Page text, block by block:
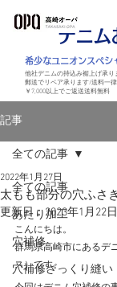
デニム
希少なユニオンスペシ
他社デニムの持込み裾上げ承り
郵送でリペア承ります/送料一律
￥7,000以上でご返送送料無料
記事
全ての記事
あたり加工
穴補修
穴補修ざっくり縫い
全ての記事
太もも部分の穴ふさ
2022年1月27日
更新日：2023年1月22日
こんにちは。
群馬県高崎市にあるデ
ス）です。